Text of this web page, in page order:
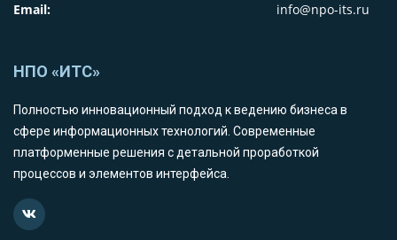
Email:
info@npo-its.ru
НПО «ИТС»
Полностью инновационный подход к ведению бизнеса в
сфере информационных технологий. Современные
платформенные решения с детальной проработкой
процессов и элементов интерфейса.